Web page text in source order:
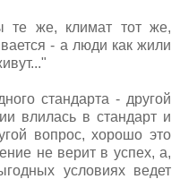
те же, климат тот же,
- а люди как жили
стандарта - другой
влилась в стандарт и
вопрос, хорошо это
не верит в успех, а,
условиях ведет